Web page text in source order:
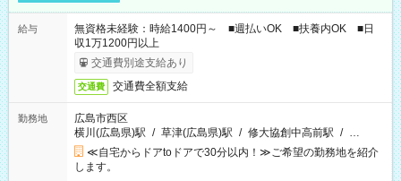
給与
無資格未経験：時給1400円～ ■週払いOK ■扶養内OK ■日
収1万1200円以上
交通費別途支給あり
交通費 交通費全額支給
勤務地
広島市西区
横川(広島県)駅 / 草津(広島県)駅 / 修大協創中高前駅 / …
≪自宅からドアtoドアで30分以内！≫ご希望の勤務地を紹介
します。